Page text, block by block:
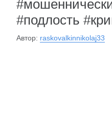
#подлость
Автор: raskovalkinnikolaj33